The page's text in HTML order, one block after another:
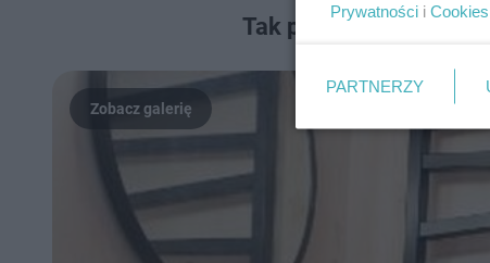
Tak prezentuje się
Prywatności i Cookies
PARTNERZY